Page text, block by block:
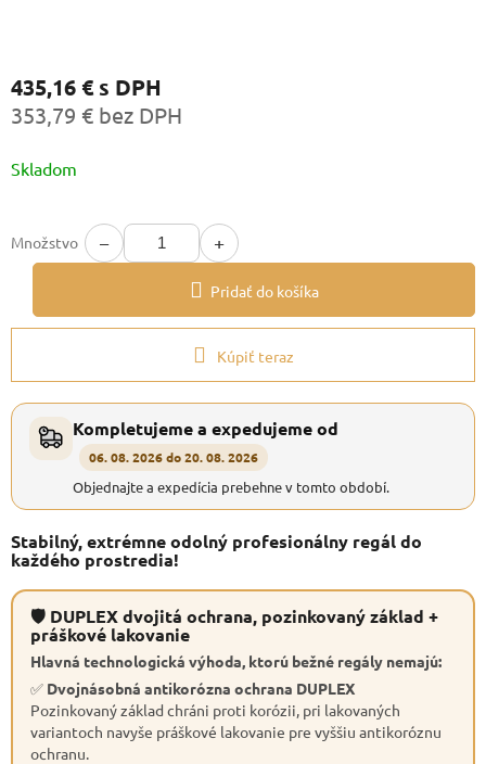
435,16 €s DPH
353,79 € bez DPH
cena:
Skladom
Množstvo − +
Pridať do košíka
Kúpiť teraz
Kompletujeme a expedujeme od
06. 08. 2026 do 20. 08. 2026
Objednajte a expedícia prebehne v tomto období.
Stabilný, extrémne odolný profesionálny regál do
každého prostredia!
🛡 DUPLEX dvojitá ochrana, pozinkovaný základ +
práškové lakovanie
Hlavná technologická výhoda, ktorú bežné regály nemajú:
✅ Dvojnásobná antikorózna ochrana DUPLEX
Pozinkovaný základ chráni proti korózii, pri lakovaných
variantoch navyše práškové lakovanie pre vyššiu antikoróznu
ochranu.